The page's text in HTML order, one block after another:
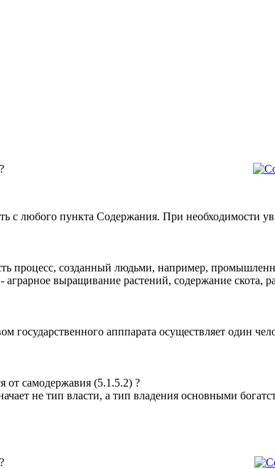
с любого пункта Содержания. При необходимости
процесс, созданный людьми, например,
выращивание растений, содержание скота,
государственного апппарата осуществляет один
от самодержавия (5.1.5.2) ?
не тип власти, а тип владения основными